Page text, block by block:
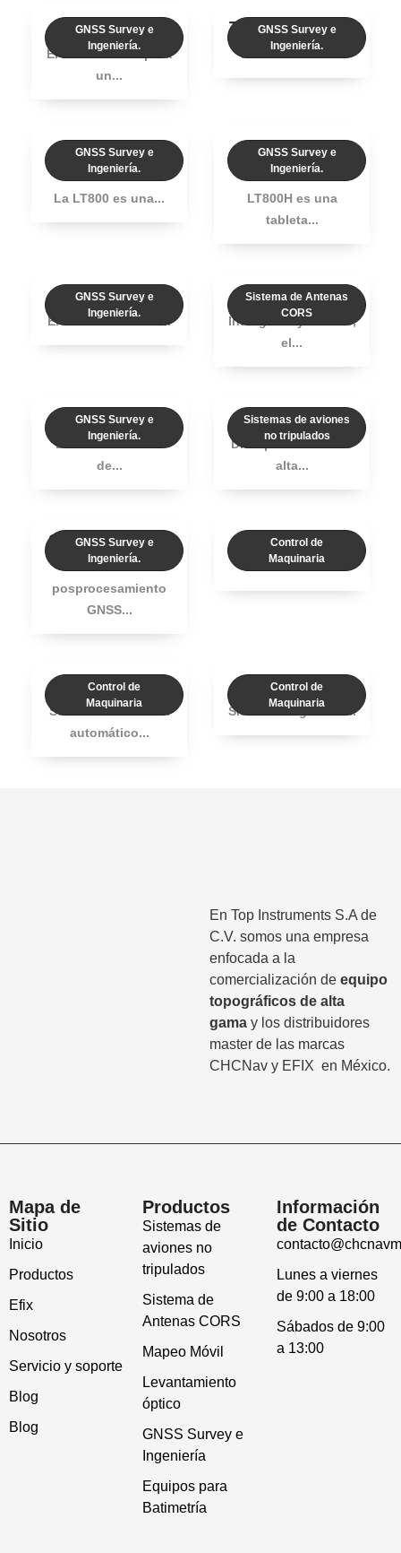
GNSS Survey e
Ingeniería.
HCE600
El HCE600 incorpora
un...
GNSS Survey e
Ingeniería.
Tableta LT 60H
El LT60H es un...
GNSS Survey e
Ingeniería.
Tabletas LT
800
La LT800 es una...
GNSS Survey e
Ingeniería.
Tabletas LT
800H
LT800H es una
tableta...
GNSS Survey e
Ingeniería.
Radio DL8
El CHCNAV DL8 es...
Sistema de Antenas
CORS
CHC P5E-Net
Inteligente y estable,
el...
GNSS Survey e
Ingeniería.
coPre
El software CoPre
de...
Sistemas de aviones
no tripulados
Dron X500
Dron profesional de
alta...
GNSS Survey e
Ingeniería.
Software CGO
Software de
posprocesamiento
GNSS...
Control de
Maquinaria
TD63 System
El TD63 es un...
Control de
Maquinaria
TG63 System
Solución de control
automático...
Control de
Maquinaria
TX63 System
Sistema de guía 3D...
En Top Instruments S.A de
C.V. somos una empresa
enfocada a la
comercialización de equipo
topográficos de alta
gama y los distribuidores
master de las marcas
CHCNav y EFIX en México.
Mapa de
Sitio
Inicio
Productos
Efix
Nosotros
Servicio y soporte
Blog
Blog
Productos
Sistemas de
aviones no
tripulados
Sistema de
Antenas CORS
Mapeo Móvil
Levantamiento
óptico
GNSS Survey e
Ingeniería
Equipos para
Batimetría
Información
de Contacto
Lunes a viernes
de 9:00 a 18:00
Sábados de 9:00
a 13:00